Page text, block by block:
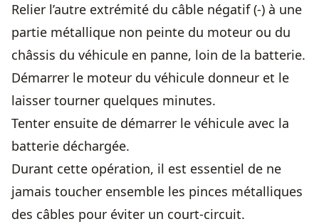
Relier l’autre extrémité du câble négatif (-) à une
partie métallique non peinte du moteur ou du
châssis du véhicule en panne, loin de la batterie.
Démarrer le moteur du véhicule donneur et le
laisser tourner quelques minutes.
Tenter ensuite de démarrer le véhicule avec la
batterie déchargée.
Durant cette opération, il est essentiel de ne
jamais toucher ensemble les pinces métalliques
des câbles pour éviter un court-circuit.